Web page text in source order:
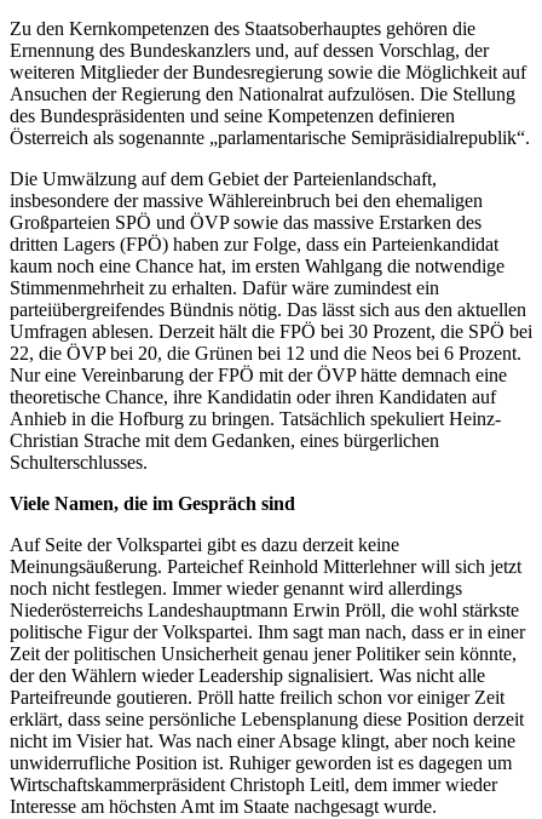
Zu den Kernkompetenzen des Staatsoberhauptes gehören die
Ernennung des Bundeskanzlers und, auf dessen Vorschlag, der
weiteren Mitglieder der Bundesregierung sowie die Möglichkeit auf
Ansuchen der Regierung den Nationalrat aufzulösen. Die Stellung
des Bundespräsidenten und seine Kompetenzen definieren
Österreich als sogenannte „parlamentarische Semipräsidialrepublik“.
Die Umwälzung auf dem Gebiet der Parteienlandschaft,
insbesondere der massive Wählereinbruch bei den ehemaligen
Großparteien SPÖ und ÖVP sowie das massive Erstarken des
dritten Lagers (FPÖ) haben zur Folge, dass ein Parteienkandidat
kaum noch eine Chance hat, im ersten Wahlgang die notwendige
Stimmenmehrheit zu erhalten. Dafür wäre zumindest ein
parteiübergreifendes Bündnis nötig. Das lässt sich aus den aktuellen
Umfragen ablesen. Derzeit hält die FPÖ bei 30 Prozent, die SPÖ bei
22, die ÖVP bei 20, die Grünen bei 12 und die Neos bei 6 Prozent.
Nur eine Vereinbarung der FPÖ mit der ÖVP hätte demnach eine
theoretische Chance, ihre Kandidatin oder ihren Kandidaten auf
Anhieb in die Hofburg zu bringen. Tatsächlich spekuliert Heinz-
Christian Strache mit dem Gedanken, eines bürgerlichen
Schulterschlusses.
Viele Namen, die im Gespräch sind
Auf Seite der Volkspartei gibt es dazu derzeit keine
Meinungsäußerung. Parteichef Reinhold Mitterlehner will sich jetzt
noch nicht festlegen. Immer wieder genannt wird allerdings
Niederösterreichs Landeshauptmann Erwin Pröll, die wohl stärkste
politische Figur der Volkspartei. Ihm sagt man nach, dass er in einer
Zeit der politischen Unsicherheit genau jener Politiker sein könnte,
der den Wählern wieder Leadership signalisiert. Was nicht alle
Parteifreunde goutieren. Pröll hatte freilich schon vor einiger Zeit
erklärt, dass seine persönliche Lebensplanung diese Position derzeit
nicht im Visier hat. Was nach einer Absage klingt, aber noch keine
unwiderrufliche Position ist. Ruhiger geworden ist es dagegen um
Wirtschaftskammerpräsident Christoph Leitl, dem immer wieder
Interesse am höchsten Amt im Staate nachgesagt wurde.